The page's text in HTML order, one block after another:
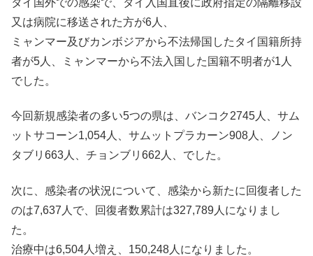
又は病院に移送された方が6人、
ミャンマー及びカンボジアから不法帰国したタイ国籍所持
者が5人、ミャンマーから不法入国した国籍不明者が1人
でした。
今回新規感染者の多い5つの県は、バンコク2745人、サム
ットサコーン1,054人、サムットプラカーン908人、ノン
タブリ663人、チョンブリ662人、でした。
次に、感染者の状況について、感染から新たに回復者した
のは7,637人で、回復者数累計は327,789人になりまし
た。
治療中は6,504人増え、150,248人になりました。